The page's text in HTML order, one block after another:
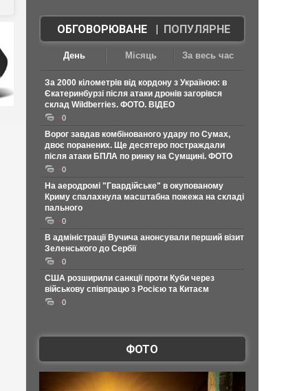
ОБГОВОРЮВАНЕ| ПОПУЛЯРНЕ
День Місяць За весь час
За 2000 кілометрів від кордону з Україною: в
Єкатеринбурзі після атаки дронів загорівся
склад Wildberries. ФОТО. ВІДЕО
0
Ворог завдав комбінованого удару по Сумах,
двоє поранених. Ще десятеро постраждали
після атаки БПЛА по ринку на Сумщині. ФОТО
0
На аеродромі "Гвардійське" в окупованому
Криму спалахнула масштабна пожежа на складі
пального
0
В адміністрації Вучича анонсували перший візит
Зеленського до Сербії
0
США розширили санкції проти Куби через
військову співпрацю з Росією та Китаєм
0
ФОТО